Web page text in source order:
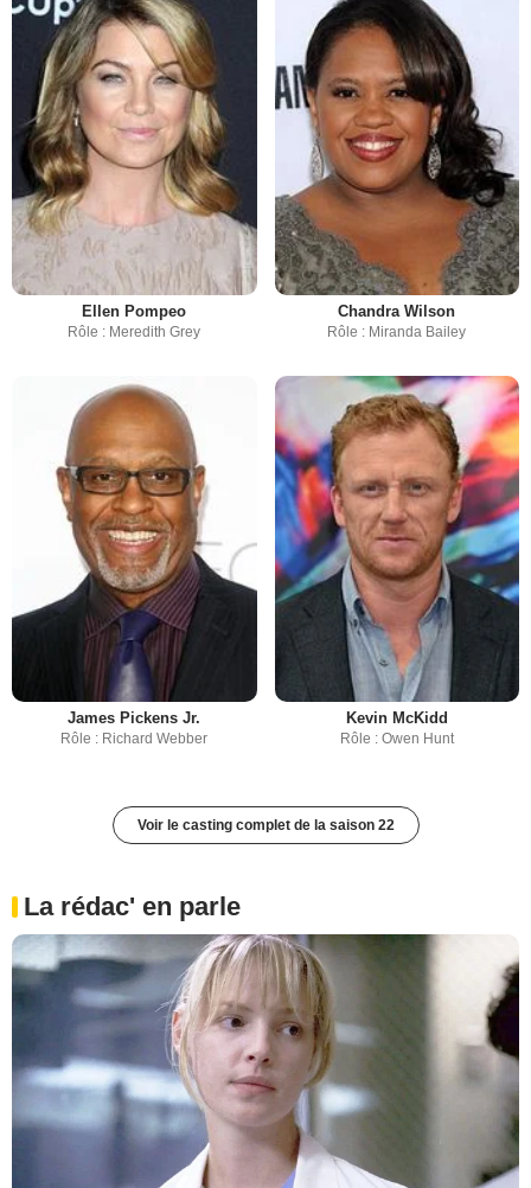
Ellen Pompeo
Rôle : Meredith Grey
Chandra Wilson
Rôle : Miranda Bailey
James Pickens Jr.
Rôle : Richard Webber
Kevin McKidd
Rôle : Owen Hunt
Voir le casting complet de la saison 22
La rédac' en parle